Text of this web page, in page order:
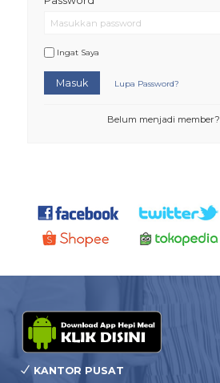
Ingat Saya
Masuk Lupa Password?
Belum menjadi member?
KANTOR PUSAT